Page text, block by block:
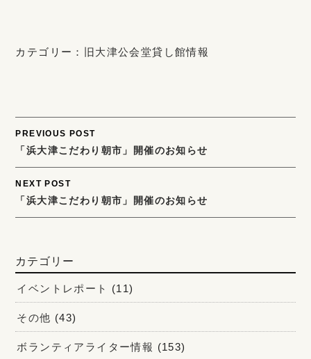
カテゴリー： 旧大津公会堂貸し館情報
Post
navigation
PREVIOUS POST
「浜大津こだわり朝市」開催のお知らせ
NEXT POST
「浜大津こだわり朝市」開催のお知らせ
カテゴリー
イベントレポート (11)
その他 (43)
ボランティアライター情報 (153)